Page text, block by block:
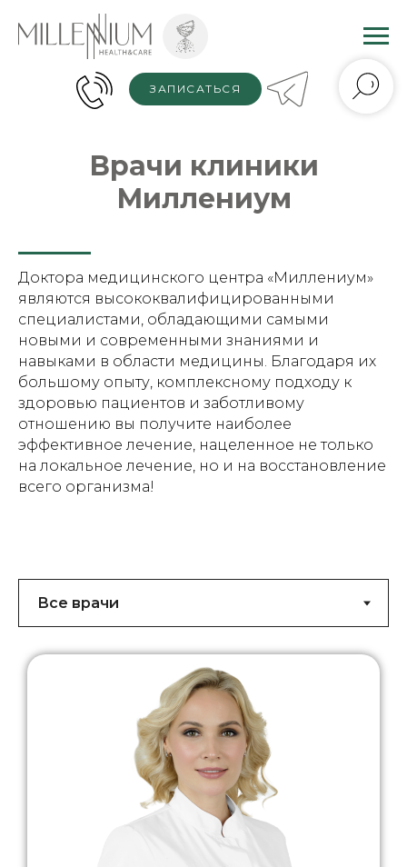
ЗАПИСАТЬСЯ
Врачи клиники
Миллениум
Доктора медицинского центра «Миллениум»
являются высококвалифицированными
специалистами, обладающими самыми
новыми и современными знаниями и
навыками в области медицины. Благодаря их
большому опыту, комплексному подходу к
здоровью пациентов и заботливому
отношению вы получите наиболее
эффективное лечение, нацеленное не только
на локальное лечение, но и на восстановление
всего организма!